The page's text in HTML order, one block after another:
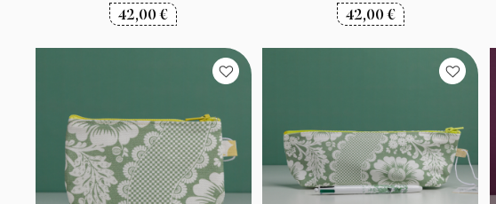
42,00€ 42,00€